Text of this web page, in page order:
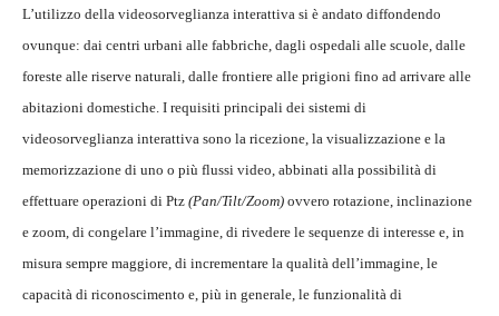
L’utilizzo della videosorveglianza interattiva si è andato diffondendo
ovunque: dai centri urbani alle fabbriche, dagli ospedali alle scuole, dalle
foreste alle riserve naturali, dalle frontiere alle prigioni fino ad arrivare alle
abitazioni domestiche. I requisiti principali dei sistemi di
videosorveglianza interattiva sono la ricezione, la visualizzazione e la
memorizzazione di uno o più flussi video, abbinati alla possibilità di
effettuare operazioni di Ptz (Pan/Tilt/Zoom) ovvero rotazione, inclinazione
e zoom, di congelare l’immagine, di rivedere le sequenze di interesse e, in
misura sempre maggiore, di incrementare la qualità dell’immagine, le
capacità di riconoscimento e, più in generale, le funzionalità di